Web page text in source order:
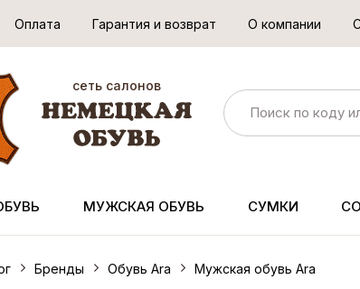
Оплата Гарантия и возврат О компании
сеть салонов
МУЖСКАЯ ОБУВЬ СУМКИ
Бренды Обувь Ara Мужская обувь Ara